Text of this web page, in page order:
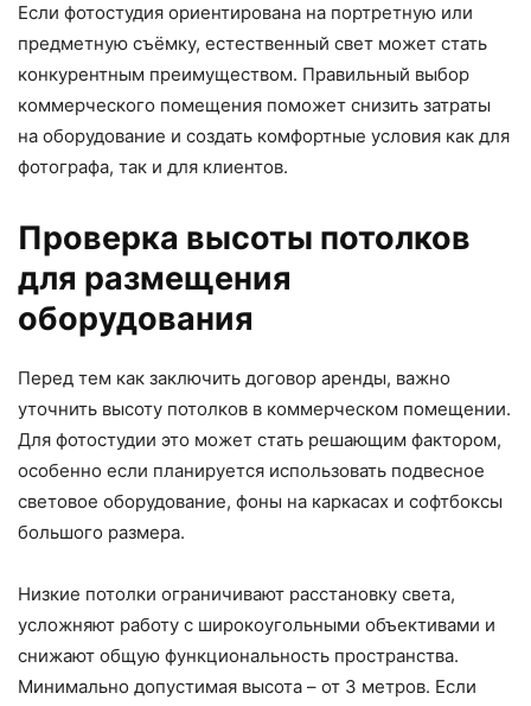
Если фотостудия ориентирована на портретную или
предметную съёмку, естественный свет может стать
конкурентным преимуществом. Правильный выбор
коммерческого помещения поможет снизить затраты
на оборудование и создать комфортные условия как для
фотографа, так и для клиентов.
Проверка высоты потолков
для размещения
оборудования
Перед тем как заключить договор аренды, важно
уточнить высоту потолков в коммерческом помещении.
Для фотостудии это может стать решающим фактором,
особенно если планируется использовать подвесное
световое оборудование, фоны на каркасах и софтбоксы
большого размера.
Низкие потолки ограничивают расстановку света,
усложняют работу с широкоугольными объективами и
снижают общую функциональность пространства.
Минимально допустимая высота – от 3 метров. Если